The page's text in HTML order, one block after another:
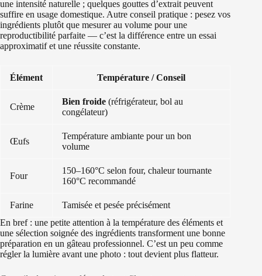
une intensité naturelle ; quelques gouttes d’extrait peuvent
suffire en usage domestique. Autre conseil pratique : pesez vos
ingrédients plutôt que mesurer au volume pour une
reproductibilité parfaite — c’est la différence entre un essai
approximatif et une réussite constante.
Élément Température / Conseil
Crème
Bien froide (réfrigérateur, bol au
congélateur)
Œufs
Température ambiante pour un bon
volume
Four
150–160°C selon four, chaleur tournante
160°C recommandé
Farine
Tamisée et pesée précisément
En bref : une petite attention à la température des éléments et
une sélection soignée des ingrédients transforment une bonne
préparation en un gâteau professionnel. C’est un peu comme
régler la lumière avant une photo : tout devient plus flatteur.